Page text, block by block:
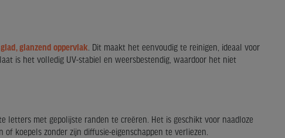
glad, glanzend oppervlak. Dit maakt het eenvoudig te reinigen, ideaal voor
is het volledig UV-stabiel en weersbestendig, waardoor het niet
letters met gepolijste randen te creëren. Het is geschikt voor naadloze
koepels zonder zijn diffusie-eigenschappen te verliezen.